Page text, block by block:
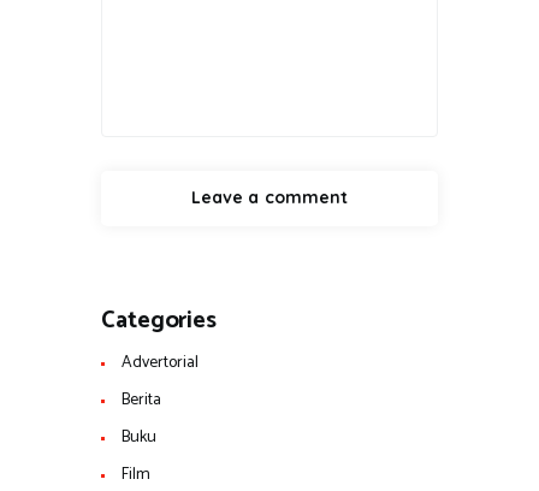
Categories
Advertorial
Berita
Buku
Film